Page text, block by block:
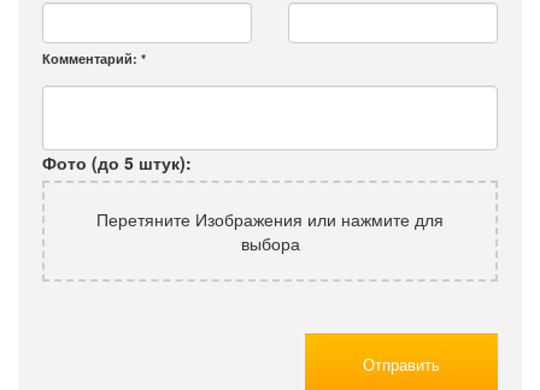
Комментарий: *
Фото (до 5 штук):
Перетяните Изображения или нажмите для
выбора
Отправить